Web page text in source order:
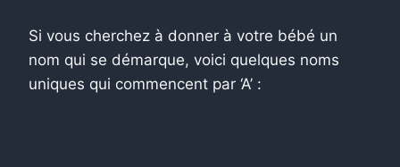
Si vous cherchez à donner à votre bébé un
nom qui se démarque, voici quelques noms
uniques qui commencent par ‘A’ :